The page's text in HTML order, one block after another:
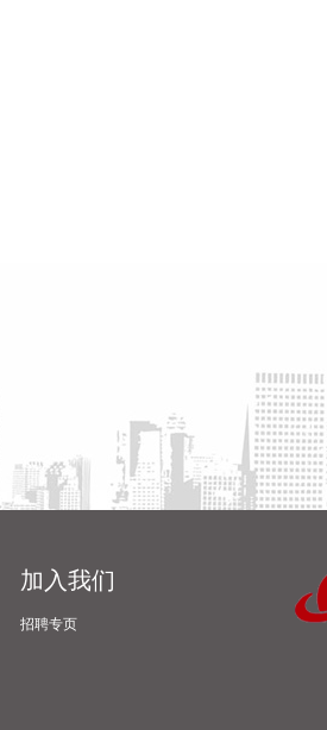
映翰通
李明、李红
易方式回购
公司注册资本
（含），不超
2026-08-06
据“浙江发布”
报预警，做到
化预报，健
有序启动响应
活“1833”联
加入我们
招聘专页